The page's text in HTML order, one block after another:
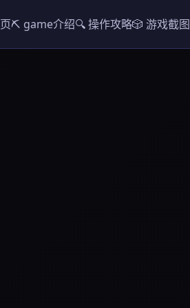
⛏️ game介绍🔍 操作攻略🎲 游戏截图